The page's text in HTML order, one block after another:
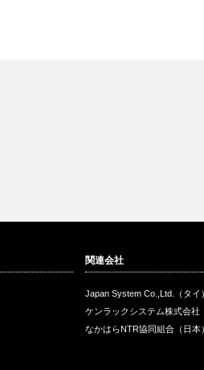
関連会社
Japan System Co.,Ltd.（タイ）
ケンラックシステム株式会社
なかはらNTR協同組合（日本）